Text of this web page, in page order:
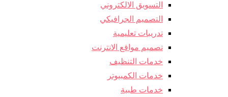
التسويق الالكتروني
التصميم الجرافيكي
تدريبات تعليمية
تصميم مواقع الانترنت
خدمات التنظيف
خدمات الكمبيوتر
خدمات طبية